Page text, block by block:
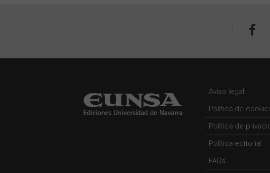
Aviso legal
Política de
Política de
Política editorial
FAQs